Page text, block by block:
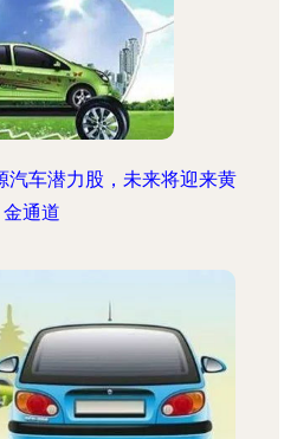
汽车潜力股，未来将迎来黄
金通道